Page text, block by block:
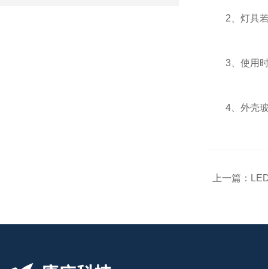
2、灯具若
3、使用时
4、外壳玻
上一篇：